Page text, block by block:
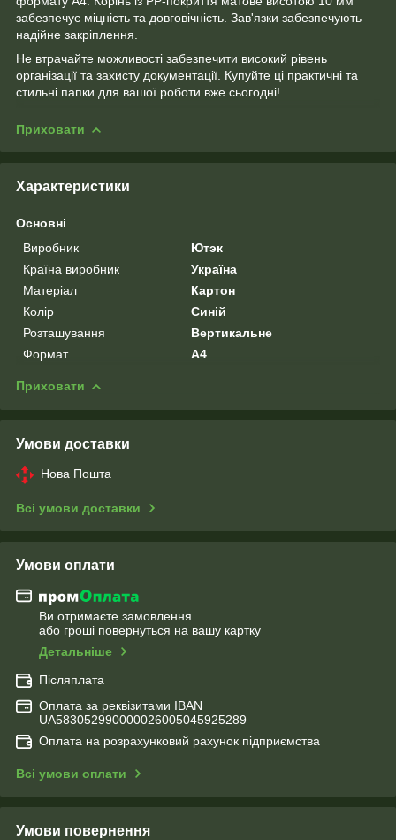
забезпечує міцність та довговічність. Зав'язки забезпечують
надійне закріплення.
Не втрачайте можливості забезпечити високий рівень
організації та захисту документації. Купуйте ці практичні та
стильні папки для вашої роботи вже сьогодні!
Приховати
Характеристики
Основні
Виробник
Ютэк
Країна виробник
Україна
Матеріал
Картон
Колір
Синій
Розташування
Вертикальне
Формат
A4
Приховати
Умови доставки
Нова Пошта
Всі умови доставки
Умови оплати
Ви отримаєте замовлення
або гроші повернуться на вашу картку
Детальніше
Післяплата
Оплата за реквізитами IBAN
UA583052990000026005045925289
Оплата на розрахунковий рахунок підприємства
Всі умови оплати
Умови повернення